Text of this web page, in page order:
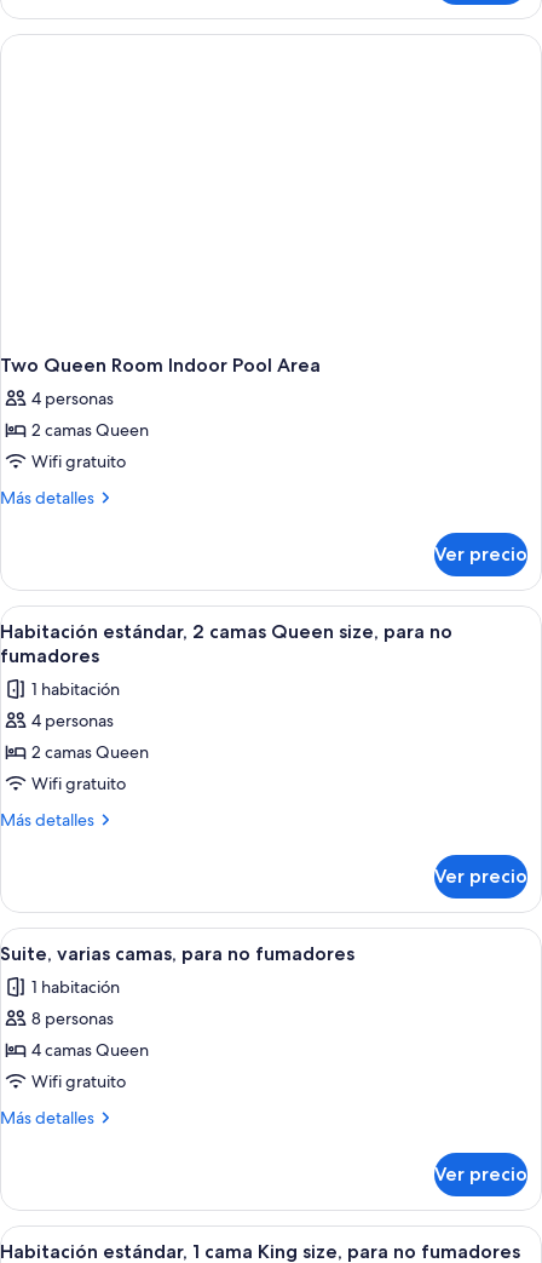
Queen
Room
By
Two Queen Room Indoor Pool Area
4 personas
2 camas Queen
Wifi gratuito
Más detalles
Más
Queen
Room
Indoor
Pool
Ver precio
Abrir
todas
las
fotos
de
Habitación
estándar,
2
size,
para
no
fumadores
Habitación de hotel con dos camas,
6
Habitación estándar, 2 camas Queen size, para no
fumadores
1 habitación
4 personas
2 camas Queen
Wifi gratuito
Más detalles
Más
estándar,
camas
size,
para
fumadores
Ver precio
Abrir
todas
las
fotos
de
Suite,
varias
no
fumadores
Habitación de hotel con dos camas,
4
Suite, varias camas, para no fumadores
1 habitación
8 personas
4 camas Queen
Wifi gratuito
Más detalles
Más
varias
camas,
para
Ver precio
Abrir
Habitación de hotel con una cama
4
Habitación estándar, 1 cama King size, para no fumadores